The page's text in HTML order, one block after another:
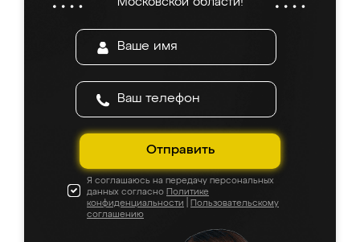
Отправить
Я соглашаюсь на передачу персональных
данных согласно Политике
конфиденциальности
Пользовательскому
соглашению